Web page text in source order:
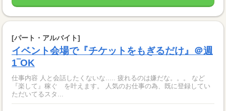
[パート・アルバイト]
イベント会場で『チケットをもぎるだけ』＠週
1‾OK
仕事内容 人と会話したくないな..... 疲れるのは嫌だな。。。 など
『楽して』稼ぐ を叶えます。 人気のお仕事の為、既に登録してい
ただいてるスタ...